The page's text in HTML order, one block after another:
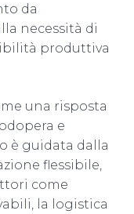
da
necessità di
produttiva
una risposta
e
è guidata dalla
flessibile,
come
la logistica